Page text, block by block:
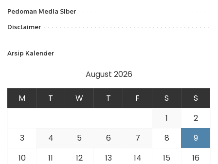
Pedoman Media Siber
Disclaimer
Arsip Kalender
August 2026
M T W T F S
S
1
2
3
4 5 6 7 8
9
10
11 12 13 14 15
16